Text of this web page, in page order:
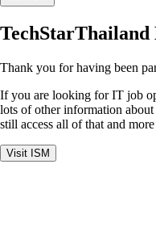
Thank you for having been
If you are looking for IT job
lots of other information
still access all of that and
Visit ISM